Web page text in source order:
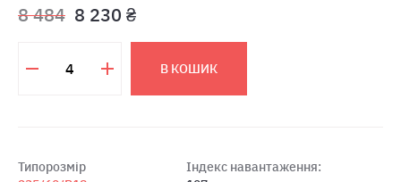
8 484 8 230 ₴
В КОШИК
Типорозмір
Індекс навантаження: